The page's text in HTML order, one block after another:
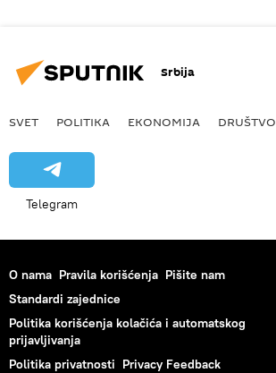
Srbija
SVET POLITIKA EKONOMIJA DRUŠTVO
Telegram
O nama Pravila korišćenja Pišite nam
Standardi zajednice
Politika korišćenja kolačića i automatskog
prijavljivanja
Politika privatnosti Privacy Feedback